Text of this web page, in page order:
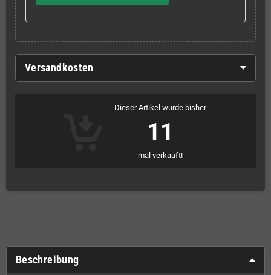
Versandkosten
Dieser Artikel wurde bisher
11
mal verkauft!
Beschreibung